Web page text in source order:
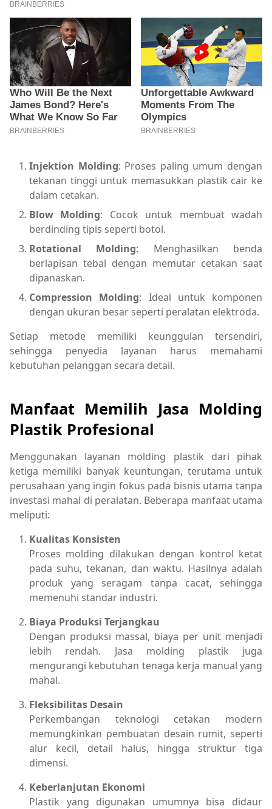
Injektion Molding: Proses paling umum dengan
tekanan tinggi untuk memasukkan plastik cair ke
dalam cetakan.
Blow Molding: Cocok untuk membuat wadah
berdinding tipis seperti botol.
Rotational Molding: Menghasilkan benda
berlapisan tebal dengan memutar cetakan saat
dipanaskan.
Compression Molding: Ideal untuk komponen
dengan ukuran besar seperti peralatan elektroda.
Setiap metode memiliki keunggulan tersendiri,
sehingga penyedia layanan harus memahami
kebutuhan pelanggan secara detail.
Manfaat Memilih Jasa Molding
Plastik Profesional
Menggunakan layanan molding plastik dari pihak
ketiga memiliki banyak keuntungan, terutama untuk
perusahaan yang ingin fokus pada bisnis utama tanpa
investasi mahal di peralatan. Beberapa manfaat utama
meliputi:
Kualitas Konsisten
Proses molding dilakukan dengan kontrol ketat
pada suhu, tekanan, dan waktu. Hasilnya adalah
produk yang seragam tanpa cacat, sehingga
memenuhi standar industri.
Biaya Produksi Terjangkau
Dengan produksi massal, biaya per unit menjadi
lebih rendah. Jasa molding plastik juga
mengurangi kebutuhan tenaga kerja manual yang
mahal.
Fleksibilitas Desain
Perkembangan teknologi cetakan modern
memungkinkan pembuatan desain rumit, seperti
alur kecil, detail halus, hingga struktur tiga
dimensi.
Keberlanjutan Ekonomi
Plastik yang digunakan umumnya bisa didaur